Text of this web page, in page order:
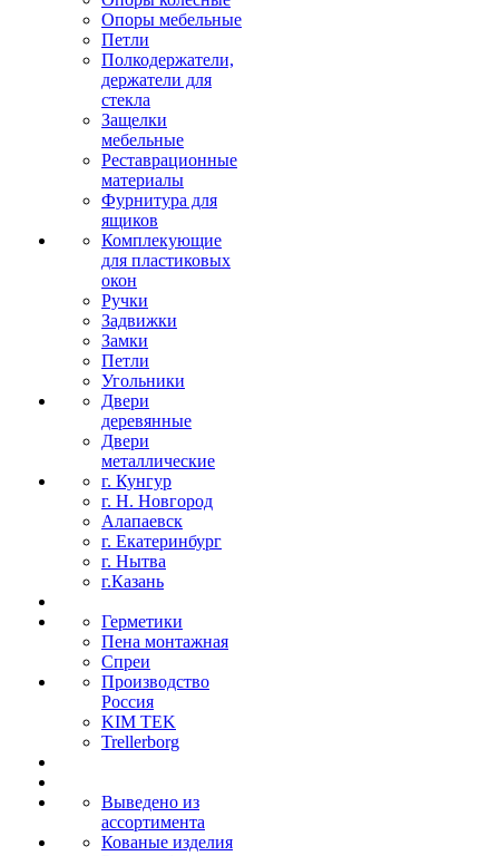
Опоры мебельные
Петли
Полкодержатели,
держатели для
стекла
Защелки
мебельные
Реставрационные
материалы
Фурнитура для
ящиков
Комплекующие
для пластиковых
окон
Ручки
Задвижки
Замки
Петли
Угольники
Двери
деревянные
Двери
металлические
г. Кунгур
г. Н. Новгород
Алапаевск
г. Екатеринбург
г. Нытва
г.Казань
Герметики
Пена монтажная
Спреи
Производство
Россия
KIM TEK
Trellerborg
Выведено из
ассортимента
Кованые изделия